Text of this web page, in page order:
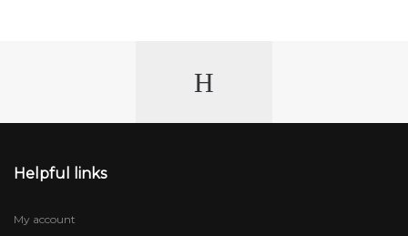
Helpful links
My account